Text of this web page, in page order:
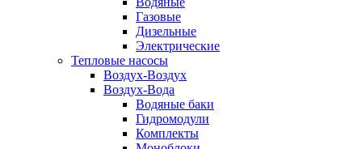
Газовые
Дизельные
Электрические
Тепловые насосы
Воздух-Воздух
Воздух-Вода
Водяные баки
Гидромодули
Комплекты